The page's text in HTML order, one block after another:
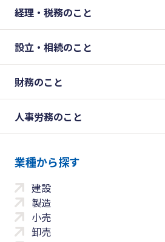
経理・税務のこと
設立・相続のこと
財務のこと
人事労務のこと
業種から探す
建設
製造
小売
卸売